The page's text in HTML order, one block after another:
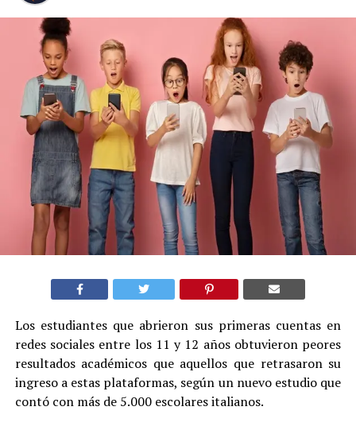
Los estudiantes que abrieron sus primeras cuentas en
redes sociales entre los 11 y 12 años obtuvieron peores
resultados académicos que aquellos que retrasaron su
ingreso a estas plataformas, según un nuevo estudio que
contó con más de 5.000 escolares italianos.